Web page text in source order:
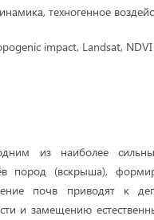
техногенное
impact, Landsat, NDVI
из наиболее
пород (вскрыша),
почв приводят к
и замещению